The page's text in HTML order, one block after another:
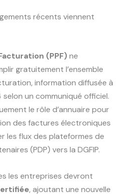
récents viennent
(PPF) ne
gratuitement l’ensemble
information diffusée à
un communiqué officiel.
le rôle d’annuaire pour
des factures électroniques
les flux des plateformes de
(PDP) vers la DGFIP.
les entreprises devront
, ajoutant une nouvelle